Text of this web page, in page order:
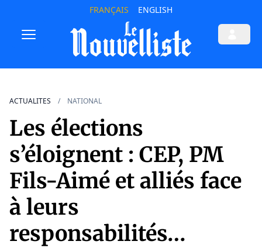
FRANÇAIS ENGLISH
ACTUALITES NATIONAL
Les élections
s’éloignent : CEP, PM
Fils-Aimé et alliés face
à leurs
responsabilités…